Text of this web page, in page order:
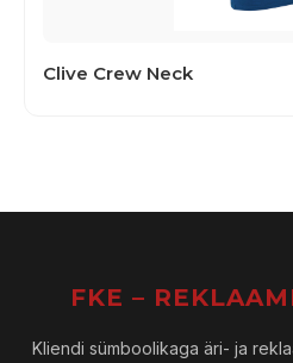
Clive Crew Neck
FKE –
Kliendi sümboolikaga äri- ja